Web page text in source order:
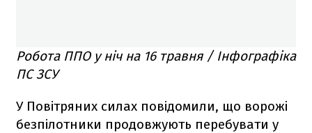
Робота ППО у ніч на 16 травня / Інфографіка
ПС ЗСУ
У Повітряних силах повідомили, що ворожі
безпілотники продовжують перебувати у